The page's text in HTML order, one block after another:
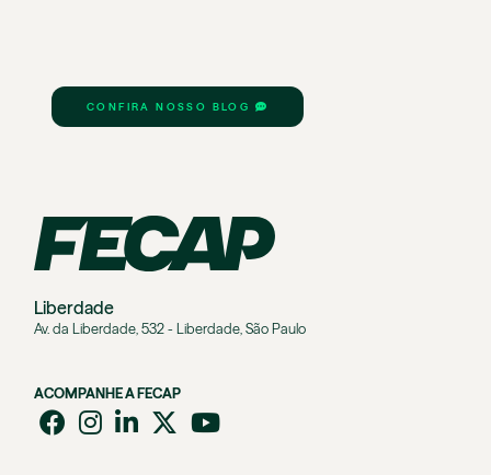
CONFIRA NOSSO BLOG
Liberdade
Av. da Liberdade, 532 - Liberdade, São Paulo
ACOMPANHE A FECAP